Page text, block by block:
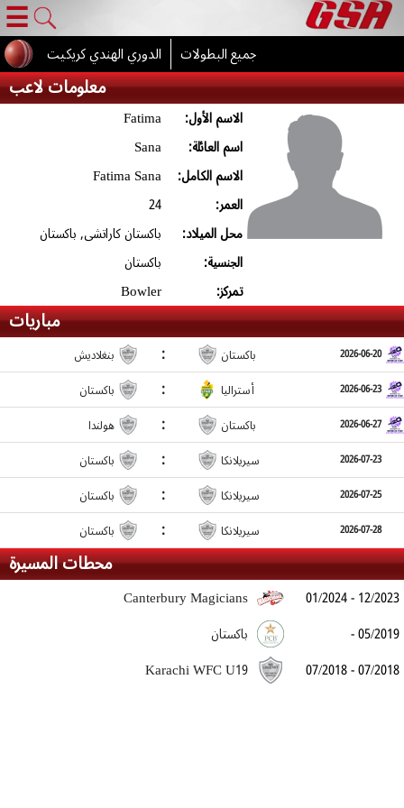
☰
الدوري الهندي كريكيت جميع البطولات
معلومات لاعب
الاسم الأول:
Fatima
اسم العائلة:
Sana
الاسم الكامل:
Fatima Sana
العمر:
24
محل الميلاد:
باكستان كاراتشى, باكستان
الجنسية:
باكستان
تمركز:
Bowler
مباريات
بنغلاديش : باكستان 2026-06-20
باكستان : أستراليا 2026-06-23
هولندا : باكستان 2026-06-27
باكستان : سيريلانكا 2026-07-23
باكستان : سيريلانكا 2026-07-25
باكستان : سيريلانكا 2026-07-28
محطات المسيرة
Canterbury Magicians
01/2024 - 12/2023
باكستان
- 05/2019
Karachi WFC U19
07/2018 - 07/2018